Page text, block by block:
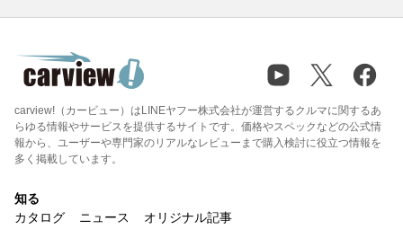
carview!（カービュー）はLINEヤフー株式会社が運営するクルマに関するあ
らゆる情報やサービスを提供するサイトです。価格やスペックなどの公式情
報から、ユーザーや専門家のリアルなレビューまで購入検討に役立つ情報を
多く掲載しています。
知る
カタログ
ニュース オリジナル記事